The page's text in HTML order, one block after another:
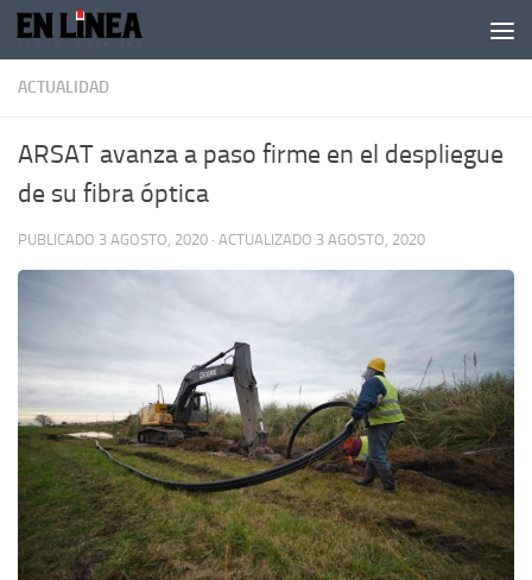
Skip to content
ACTUALIDAD
ARSAT avanza a paso firme en el despliegue
de su fibra óptica
PUBLICADO 3 AGOSTO, 2020 · ACTUALIZADO 3 AGOSTO, 2020